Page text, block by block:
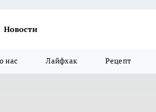
Новости
нас Лайфхак Рецепт